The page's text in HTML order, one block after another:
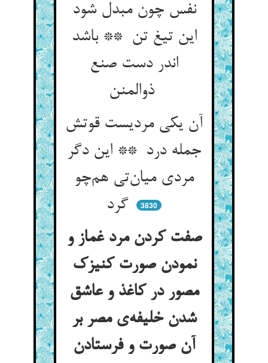
نفس چون مبدل شود
این تیغ تن ** باشد
اندر دست صنع
ذوالمنن
آن یکی مردیست قوتش
جمله درد ** این دگر
مردی میان‌تی هم‌چو
گرد
3830
صفت کردن مرد غماز و
نمودن صورت کنیزک
مصور در کاغذ و عاشق
شدن خلیفه‌ی مصر بر
آن صورت و فرستادن